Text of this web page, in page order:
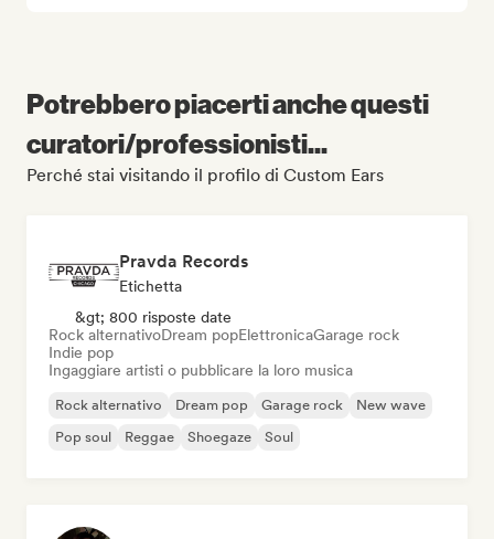
Potrebbero piacerti anche questi
curatori/professionisti...
Perché stai visitando il profilo di Custom Ears
Pravda Records
Etichetta
&gt; 800 risposte date
Rock alternativoDream popElettronicaGarage rock
Indie pop
Ingaggiare artisti o pubblicare la loro musica
Rock alternativo Dream pop Garage rock
New wave
Pop soul
Reggae Shoegaze Soul